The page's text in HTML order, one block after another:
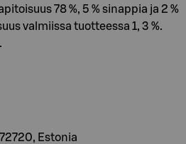
78 %, 5 % sinappia ja 2 %
valmiissa tuotteessa 1, 3 %.
Estonia